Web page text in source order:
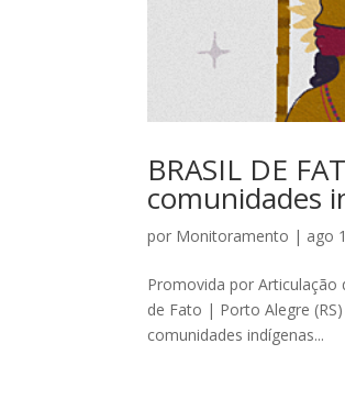
BRASIL DE
comunidades
por Monitoramento | ago
Promovida por Articulação
de Fato | Porto Alegre
comunidades indígenas...